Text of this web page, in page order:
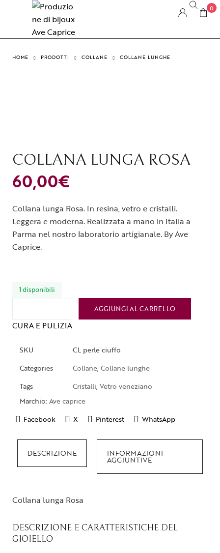
0
HOME PRODOTTI COLLANE COLLANE LUNGHE
COLLANA LUNGA ROSA
60,00€
Collana lunga Rosa. In resina, vetro e cristalli.
Leggera e moderna. Realizzata a mano in Italia a
Parma nel nostro laboratorio artigianale. By Ave
Caprice.
1 disponibili
AGGIUNGI AL CARRELLO
CURA E PULIZIA
SKU
CL perle ciuffo
Categories
Collane, Collane lunghe
Tags
Cristalli, Vetro veneziano
Marchio: Ave caprice
Facebook
X Pinterest WhatsApp
DESCRIZIONE INFORMAZIONI
AGGIUNTIVE
Collana lunga Rosa
DESCRIZIONE E CARATTERISTICHE DEL
GIOIELLO